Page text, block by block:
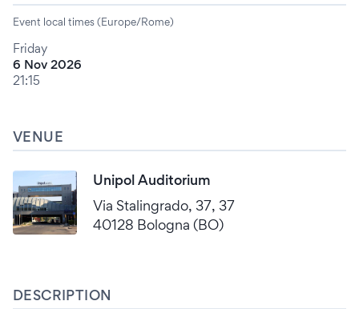
Event local times (Europe/Rome)
Friday
6 Nov 2026
21:15
VENUE
Unipol Auditorium
Via Stalingrado, 37, 37
40128 Bologna (BO)
DESCRIPTION